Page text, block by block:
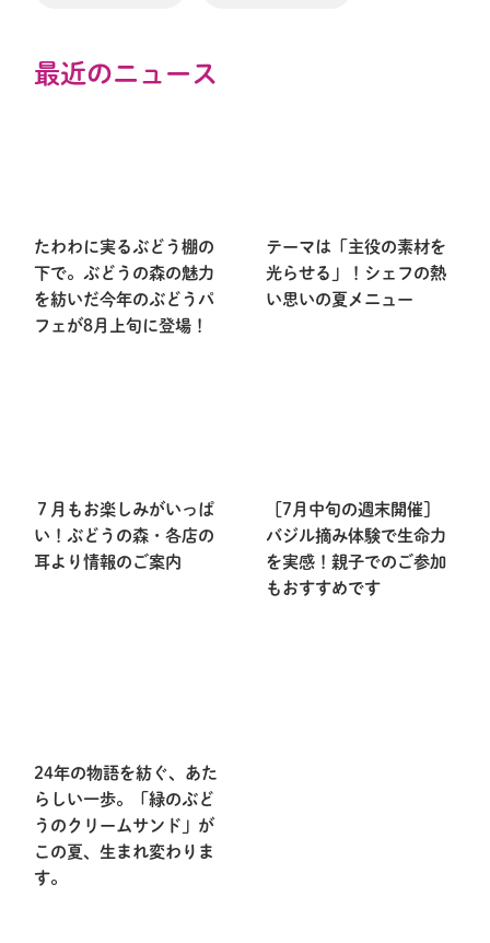
最近のニュース
たわわに実るぶどう棚の
下で。ぶどうの森の魅力
を紡いだ今年のぶどうパ
フェが8月上旬に登場！
テーマは「主役の素材を
光らせる」！シェフの熱
い思いの夏メニュー
７月もお楽しみがいっぱ
い！ぶどうの森・各店の
耳より情報のご案内
［7月中旬の週末開催］
バジル摘み体験で生命力
を実感！親子でのご参加
もおすすめです
24年の物語を紡ぐ、あた
らしい一歩。「緑のぶど
うのクリームサンド」が
この夏、生まれ変わりま
す。